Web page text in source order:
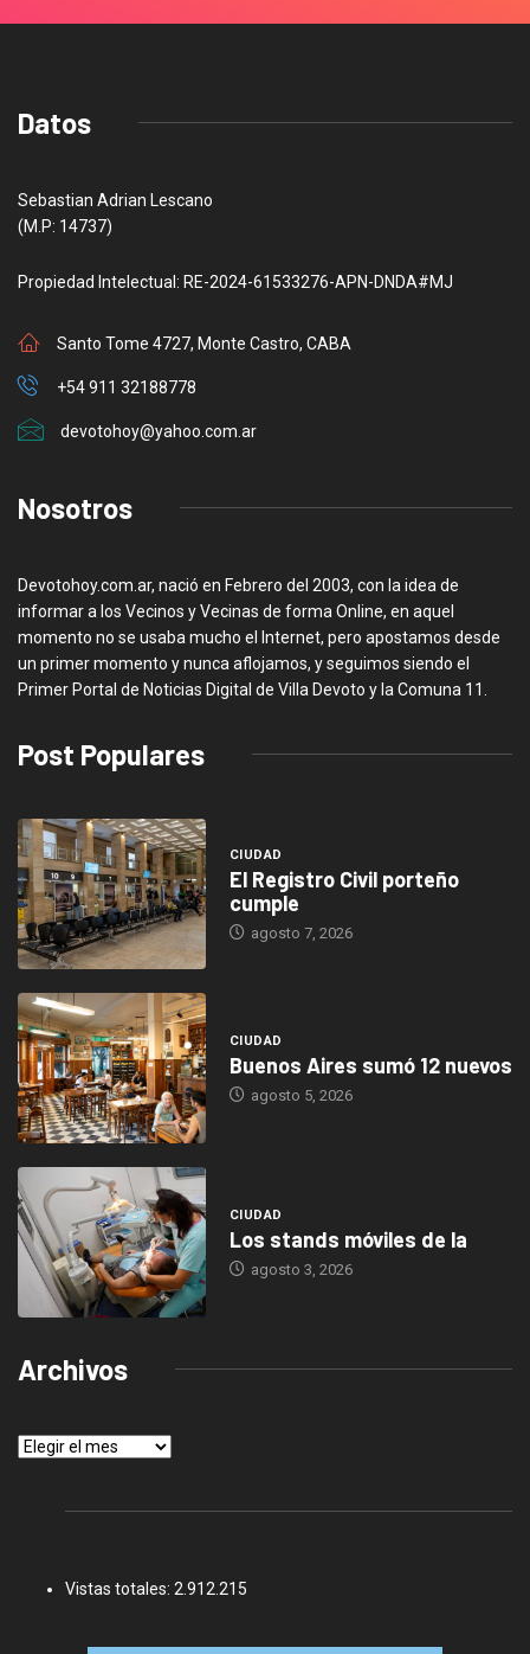
Datos
Sebastian Adrian Lescano
(M.P: 14737)
Propiedad Intelectual: RE-2024-61533276-APN-DNDA#MJ
Santo Tome 4727, Monte Castro, CABA
+54 911 32188778
devotohoy@yahoo.com.ar
Nosotros
Devotohoy.com.ar, nació en Febrero del 2003, con la idea de
informar a los Vecinos y Vecinas de forma Online, en aquel
momento no se usaba mucho el Internet, pero apostamos desde
un primer momento y nunca aflojamos, y seguimos siendo el
Primer Portal de Noticias Digital de Villa Devoto y la Comuna 11.
Post Populares
CIUDAD
El Registro Civil porteño
cumple
agosto 7, 2026
CIUDAD
Buenos Aires sumó 12 nuevos
agosto 5, 2026
CIUDAD
Los stands móviles de la
agosto 3, 2026
Archivos
Archivos
Vistas totales: 2.912.215